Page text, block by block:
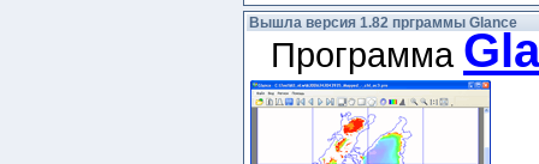
Вышла версия 1.82 прграммы Glance
Программа